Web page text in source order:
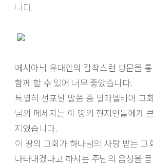
니다.
메시아닉 유대인의 갑작스런 방문을
함께 할 수 있어 너무 좋았습니다.
특별히 선포된 말씀 중 빌라델비아 교
님의 메세지는 이 땅의 현지인들에게
지였습니다.
이 땅의 교회가 하나님의 사랑 받는 교
나타내겠다고 하시는 주님의 음성을